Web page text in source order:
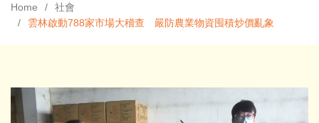
Home
社會
雲林啟動788家市場大稽查 嚴防農業物資囤積炒價亂象